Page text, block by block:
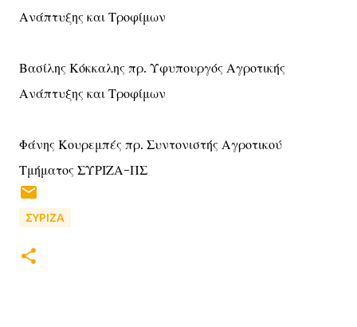
Ανάπτυξης και Τροφίμων
Βασίλης Κόκκαλης πρ. Υφυπουργός Αγροτικής
Ανάπτυξης και Τροφίμων
Φάνης Κουρεμπές πρ. Συντονιστής Αγροτικού
Τμήματος ΣΥΡΙΖΑ-ΠΣ
ΣΥΡΙΖΑ